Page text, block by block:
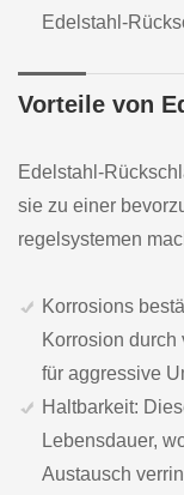
Edelstahl-
Vorteile von
Edelstahl-
sie zu einer
regelsystemen
Korrosions
Korrosion
für aggressive
Haltbarkeit:
Lebensdauer,
Austausch